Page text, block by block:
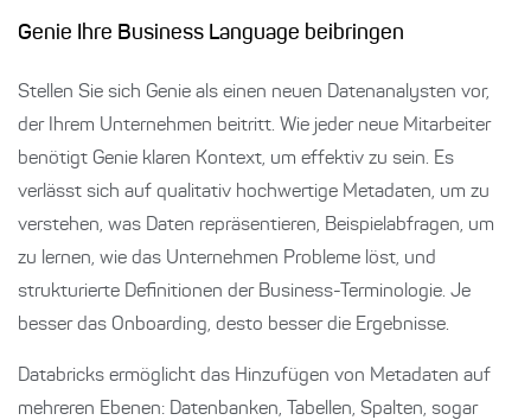
Genie Ihre Business Language beibringen
Stellen Sie sich Genie als einen neuen Datenanalysten vor,
der Ihrem Unternehmen beitritt. Wie jeder neue Mitarbeiter
benötigt Genie klaren Kontext, um effektiv zu sein. Es
verlässt sich auf qualitativ hochwertige Metadaten, um zu
verstehen, was Daten repräsentieren, Beispielabfragen, um
zu lernen, wie das Unternehmen Probleme löst, und
strukturierte Definitionen der Business-Terminologie. Je
besser das Onboarding, desto besser die Ergebnisse.
Databricks ermöglicht das Hinzufügen von Metadaten auf
mehreren Ebenen: Datenbanken, Tabellen, Spalten, sogar